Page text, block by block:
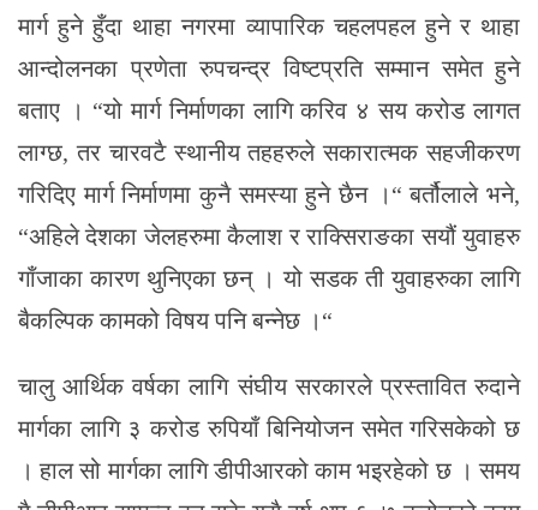
मार्ग हुने हुँदा थाहा नगरमा व्यापारिक चहलपहल हुने र थाहा
आन्दोलनका प्रणेता रुपचन्द्र विष्टप्रति सम्मान समेत हुने
बताए । “यो मार्ग निर्माणका लागि करिव ४ सय करोड लागत
लाग्छ, तर चारवटै स्थानीय तहहरुले सकारात्मक सहजीकरण
गरिदिए मार्ग निर्माणमा कुनै समस्या हुने छैन ।“ बर्तौलाले भने,
“अहिले देशका जेलहरुमा कैलाश र राक्सिराङका सयौं युवाहरु
गाँजाका कारण थुनिएका छन् । यो सडक ती युवाहरुका लागि
बैकल्पिक कामको विषय पनि बन्नेछ ।“
चालु आर्थिक वर्षका लागि संघीय सरकारले प्रस्तावित रुदाने
मार्गका लागि ३ करोड रुपियाँ बिनियोजन समेत गरिसकेको छ
। हाल सो मार्गका लागि डीपीआरको काम भइरहेको छ । समय